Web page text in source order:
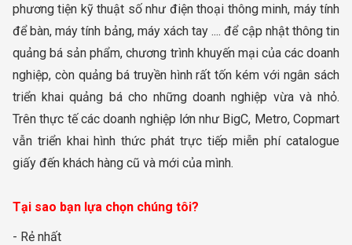
phương tiện kỹ thuật số như điện thoại thông minh, máy tính
để bàn, máy tính bảng, máy xách tay .... để cập nhật thông tin
quảng bá sản phẩm, chương trình khuyến mại của các doanh
nghiệp, còn quảng bá truyền hình rất tốn kém với ngân sách
triển khai quảng bá cho những doanh nghiệp vừa và nhỏ.
Trên thực tế các doanh nghiệp lớn như BigC, Metro, Copmart
vẫn triển khai hình thức phát trực tiếp miễn phí catalogue
giấy đến khách hàng cũ và mới của mình.
Tại sao bạn lựa chọn chúng tôi?
- Rẻ nhất